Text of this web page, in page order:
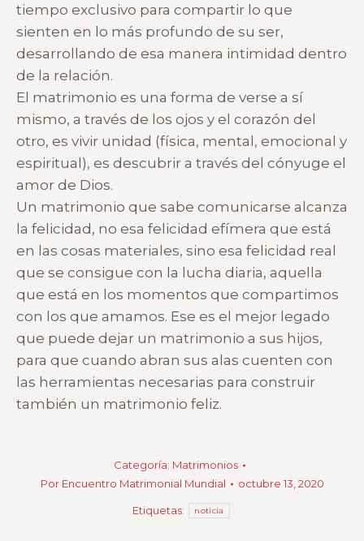
tiempo exclusivo para compartir lo que
sienten en lo más profundo de su ser,
desarrollando de esa manera intimidad dentro
de la relación.
El matrimonio es una forma de verse a sí
mismo, a través de los ojos y el corazón del
otro, es vivir unidad (física, mental, emocional y
espiritual), es descubrir a través del cónyuge el
amor de Dios.
Un matrimonio que sabe comunicarse alcanza
la felicidad, no esa felicidad efímera que está
en las cosas materiales, sino esa felicidad real
que se consigue con la lucha diaria, aquella
que está en los momentos que compartimos
con los que amamos. Ese es el mejor legado
que puede dejar un matrimonio a sus hijos,
para que cuando abran sus alas cuenten con
las herramientas necesarias para construir
también un matrimonio feliz.
Categoría: Matrimonios
Por Encuentro Matrimonial Mundial octubre 13, 2020
Etiquetas: noticia